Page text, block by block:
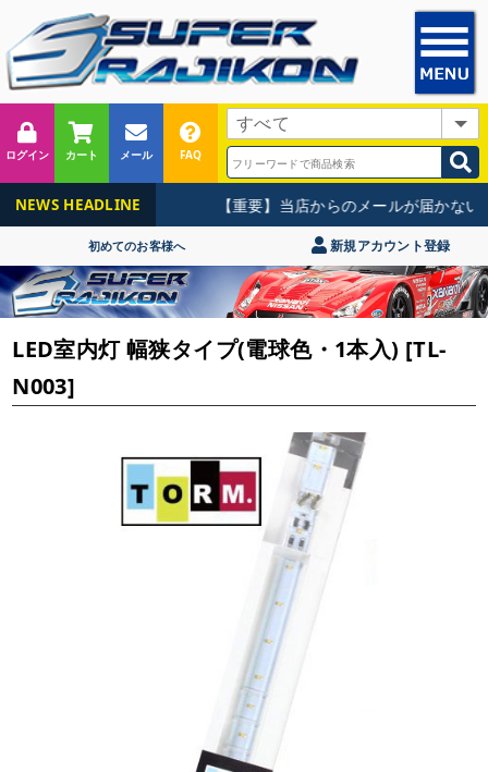
ログイン カート メール FAQ
NEWS HEADLINE 【重要】当店からのメールが届かない
初めてのお客様へ 新規アカウント登録
LED室内灯 幅狭タイプ(電球色・1本入) [TL-
N003]